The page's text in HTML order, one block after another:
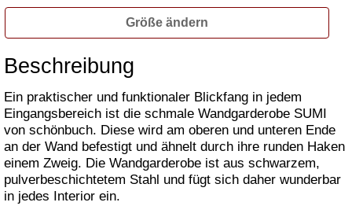
Größe ändern
Beschreibung
Ein praktischer und funktionaler Blickfang in jedem
Eingangsbereich ist die schmale Wandgarderobe SUMI
von schönbuch. Diese wird am oberen und unteren Ende
an der Wand befestigt und ähnelt durch ihre runden Haken
einem Zweig. Die Wandgarderobe ist aus schwarzem,
pulverbeschichtetem Stahl und fügt sich daher wunderbar
in jedes Interior ein.